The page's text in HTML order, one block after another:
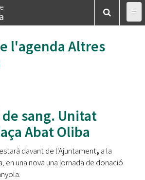
l'agenda Altres
sang. Unitat
Abat Oliba
davant de l'Ajuntament, a la
en una nova una jornada de donació